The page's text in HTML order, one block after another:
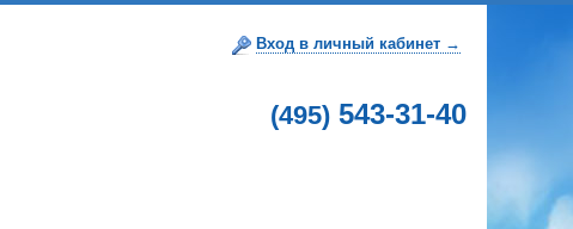
Вход в личный кабинет →
(495) 543-31-40